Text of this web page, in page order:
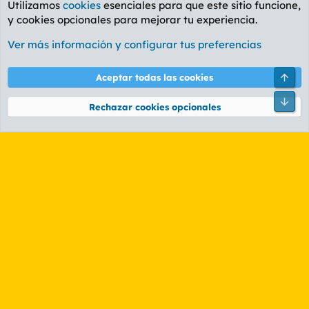
Foro General
Cookies
PL OLDSTYLE AMARILLO
Términos y reglas Política de privacidad Ayuda
Community platform by XenForo® © 2010-2026 XenForo Ltd.
Utilizamos cookies esenciales para que este sitio funcione,
y cookies opcionales para mejorar tu experiencia.
Ver más información y configurar tus preferencias
Aceptar todas las cookies
Rechazar cookies opcionales
Pie